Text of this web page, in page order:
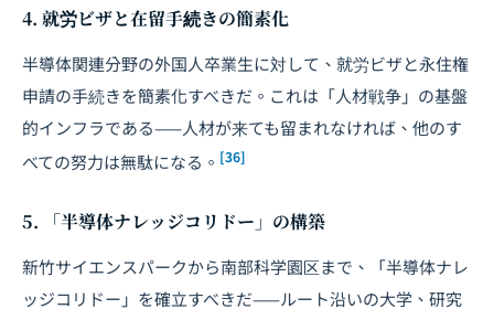
4. 就労ビザと在留手続きの簡素化
半導体関連分野の外国人卒業生に対して、就労ビザと永住権
申請の手続きを簡素化すべきだ。これは「人材戦争」の基盤
的インフラである——人材が来ても留まれなければ、他のす
べての努力は無駄になる。 [36]
5. 「半導体ナレッジコリドー」の構築
新竹サイエンスパークから南部科学園区まで、「半導体ナレ
ッジコリドー」を確立すべきだ——ルート沿いの大学、研究